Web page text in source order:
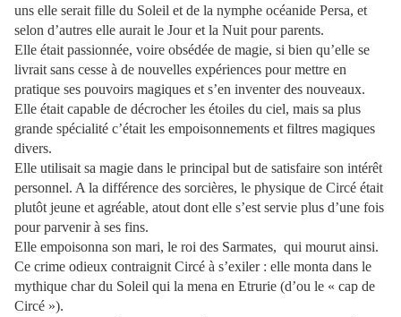
uns elle serait fille du Soleil et de la nymphe océanide Persa, et
selon d’autres elle aurait le Jour et la Nuit pour parents.
Elle était passionnée, voire obsédée de magie, si bien qu’elle se
livrait sans cesse à de nouvelles expériences pour mettre en
pratique ses pouvoirs magiques et s’en inventer des nouveaux.
Elle était capable de décrocher les étoiles du ciel, mais sa plus
grande spécialité c’était les empoisonnements et filtres magiques
divers.
Elle utilisait sa magie dans le principal but de satisfaire son intérêt
personnel. A la différence des sorcières, le physique de Circé était
plutôt jeune et agréable, atout dont elle s’est servie plus d’une fois
pour parvenir à ses fins.
Elle empoisonna son mari, le roi des Sarmates, qui mourut ainsi.
Ce crime odieux contraignit Circé à s’exiler : elle monta dans le
mythique char du Soleil qui la mena en Etrurie (d’ou le « cap de
Circé »).